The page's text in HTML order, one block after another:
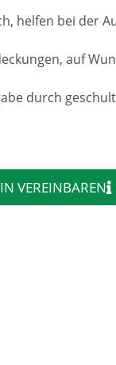
helfen bei der
auf
durch
VEREINBAREN